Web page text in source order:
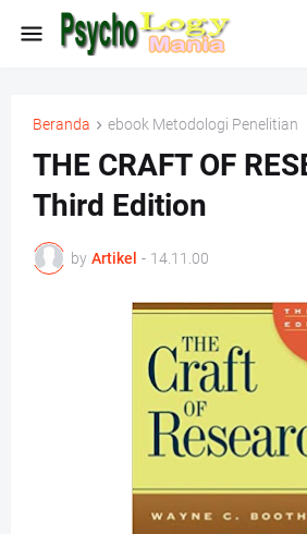
Beranda ebook Metodologi Penelitian
THE CRAFT OF
Third Edition
by Artikel - 14.11.00